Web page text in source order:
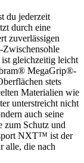
du jederzeit
durch eine
zuverlässigen
gleichzeitig leicht
MegaGrip®-
stets
Materialien wie
unterstreicht nicht
auch seine
zum Schutz und
NXT™ ist der
alle, die nach